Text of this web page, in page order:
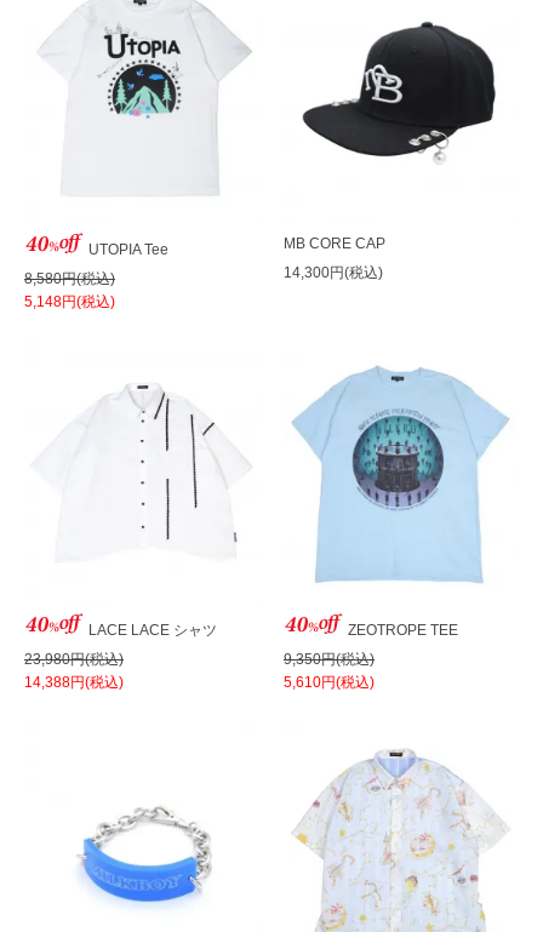
UTOPIA Tee
8,580円(税込)
5,148円(税込)
MB CORE CAP
14,300円(税込)
LACE LACE シャツ
23,980円(税込)
14,388円(税込)
ZEOTROPE TEE
9,350円(税込)
5,610円(税込)